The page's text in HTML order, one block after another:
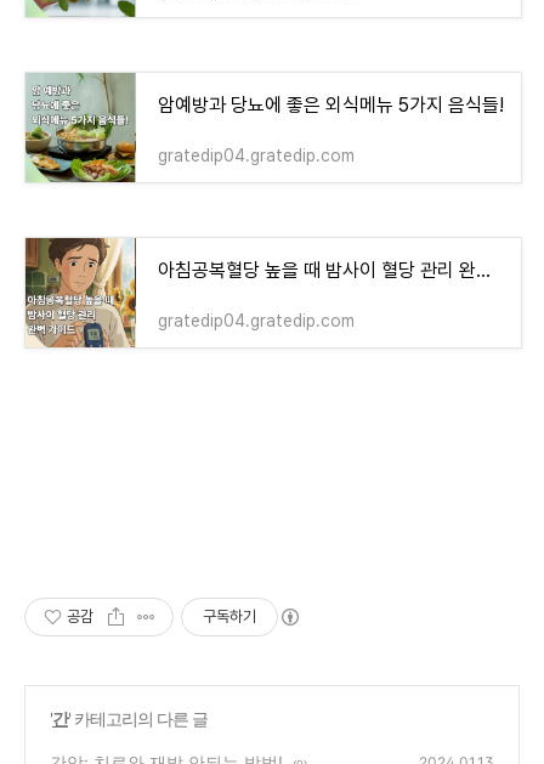
암예방과 당뇨에 좋은 외식메뉴 5가지 음식들!
gratedip04.gratedip.com
아침공복혈당 높을 때 밤사이 혈당 관리 완벽 가이드!
gratedip04.gratedip.com
공감 구독하기
'간' 카테고리의 다른 글